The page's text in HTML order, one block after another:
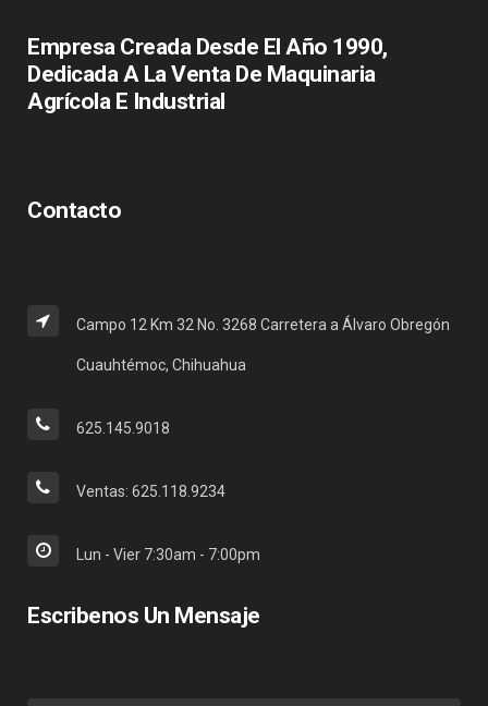
Empresa Creada Desde El Año 1990,
Dedicada A La Venta De Maquinaria
Agrícola E Industrial
Contacto
Campo 12 Km 32 No. 3268 Carretera a Álvaro Obregón
Cuauhtémoc, Chihuahua
625.145.9018
Ventas: 625.118.9234
Lun - Vier 7:30am - 7:00pm
Escribenos Un Mensaje